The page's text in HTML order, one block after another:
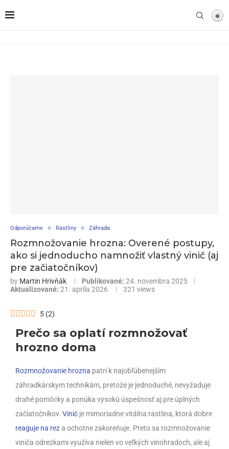
Odporúčame Rastliny Záhrada
Rozmnožovanie hrozna: Overené postupy,
ako si jednoducho namnožiť vlastný vinič (aj
pre začiatočníkov)
by Martin Hrivňák Publikované: 24. novembra 2025
Aktualizované: 21. apríla 2026 321 views
5 (2)
Prečo sa oplatí rozmnožovať
hrozno doma
Rozmnožovanie hrozna patrí k najobľúbenejším
záhradkárskym technikám, pretože je jednoduché, nevyžaduje
drahé pomôcky a ponúka vysokú úspešnosť aj pre úplných
začiatočníkov. Vinič je mimoriadne vitálna rastlina, ktorá dobre
reaguje na reza ochotne zakoreňuje. Preto sa rozmnožovanie
viniča odrezkami využíva nielen vo veľkých vinohradoch, ale aj